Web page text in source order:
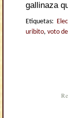
gallinaza
Etiquetas:
uribito, voto